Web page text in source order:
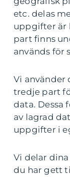
etc. delas
uppgifter är
part finns
används för
Vi använder
tredje part
data. Dessa
av lagrad
uppgifter i
Vi delar
du har gett